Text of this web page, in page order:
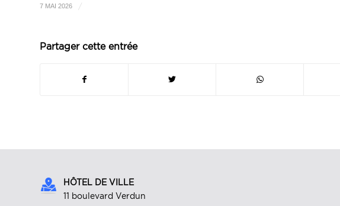
7 MAI 2026 /
Partager cette entrée
HÔTEL DE VILLE
11 boulevard Verdun